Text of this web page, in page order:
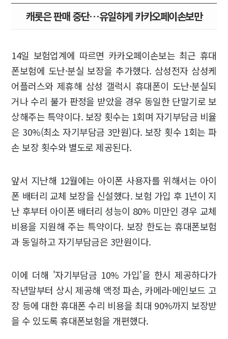
캐롯은 판매 중단…유일하게 카카오페이손보만
14일 보험업계에 따르면 카카오페이손보는 최근 휴대
폰보험에 도난·분실 보장을 추가했다. 삼성전자 삼성케
어플러스와 제휴해 삼성 갤럭시 휴대폰이 도난·분실되
거나 수리 불가 판정을 받았을 경우 동일한 단말기로 보
상해주는 특약이다. 보장 횟수는 1회며 자기부담금 비율
은 30%(최소 자기부담금 3만원)다. 보장 횟수 1회는 파
손 보장 횟수와 별도로 제공된다.
앞서 지난해 12월에는 아이폰 사용자를 위해서는 아이
폰 배터리 교체 보장을 신설했다. 보험 가입 후 1년이 지
난 후부터 아이폰 배터리 성능이 80% 미만인 경우 교체
비용을 지원해 주는 특약이다. 보장 한도는 휴대폰보험
과 동일하고 자기부담금은 3만원이다.
이에 더해 '자기부담금 10% 가입'을 한시 제공하다가
작년말부터 상시 제공해 액정 파손, 카메라·메인보드 고
장 등에 대한 휴대폰 수리 비용을 최대 90%까지 보장받
을 수 있도록 휴대폰보험을 개편했다.